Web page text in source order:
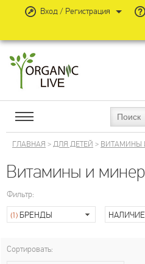
ГЛАВНАЯ >ДЛЯ ДЕТЕЙ > ВИТАМИНЫ
Витамины и
Фильтр:
(1) БРЕНДЫ НАЛИЧИЕ
Сортировать:
Вход / Регистрация